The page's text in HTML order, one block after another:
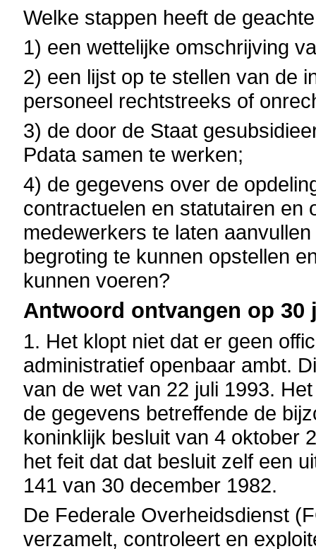
Welke stappen heeft de
1) een wettelijke omschrijving
2) een lijst op te stellen van de
personeel rechtstreeks of
3) de door de Staat
Pdata samen te werken;
4) de gegevens over de
contractuelen en statutairen en
medewerkers te laten
begroting te kunnen opstellen
kunnen voeren?
Antwoord ontvangen op 30
1. Het klopt niet dat er geen
administratief openbaar ambt.
van de wet van 22 juli 1993.
de gegevens betreffende de
koninklijk besluit van 4 oktober
het feit dat dat besluit zelf een
141 van 30 december 1982.
De Federale Overheidsdienst
verzamelt, controleert en